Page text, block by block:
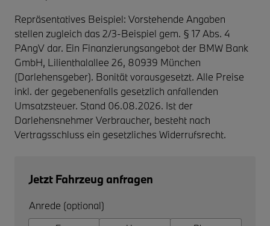
Repräsentatives Beispiel: Vorstehende Angaben
stellen zugleich das 2/3-Beispiel gem. § 17 Abs. 4
PAngV dar. Ein Finanzierungsangebot der BMW Bank
GmbH, Lilienthalallee 26, 80939 München
(Darlehensgeber). Bonität vorausgesetzt. Alle Preise
inkl. der gegebenenfalls gesetzlich anfallenden
Umsatzsteuer. Stand 06.08.2026. Ist der
Darlehensnehmer Verbraucher, besteht nach
Vertragsschluss ein gesetzliches Widerrufsrecht.
Jetzt Fahrzeug anfragen
Anrede (optional)